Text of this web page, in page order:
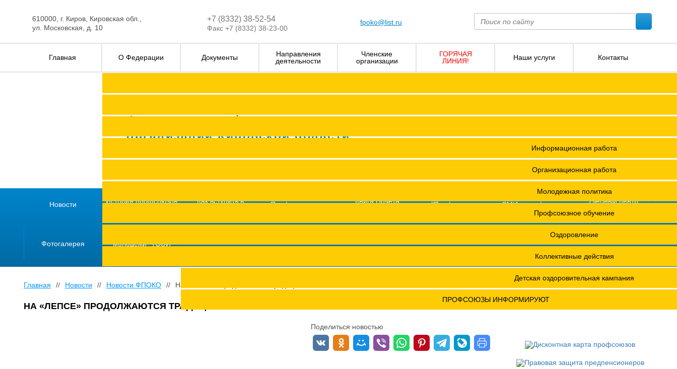
610000, г. Киров, Кировская обл.,
ул. Московская, д. 10
+7 (8332) 38-52-54
Факс +7 (8332) 38-23-00
fpoko@list.ru
Главная О Федерации Документы
Решения Советов Федерации
Постановления президиумов
Сводные данные о результатах проведения специальной оценки условий труда (СОУТ)
Научно-практическая конференция МОТ- ФНПР
ПРОФСОЮЗЫ ИНФОРМИРУЮТ
Направления
деятельности
Информационная работа
Организационная работа
Молодежная политика
Профсоюзное обучение
Оздоровление
Коллективные действия
Детская оздоровительная кампания
Членские
организации
ГОРЯЧАЯ
ЛИНИЯ!
Наши услуги Контакты
Федерация профсоюзных
организаций Кировской области
Новости
История профсоюзов
Как вступить в
Профсоюз помог
Книга Почета
"Профсоюзная
СМИ о профсоюзах
Учебный центр
Фотогалерея
молодежи "ТВОЙ
Главная // Новости // Новости ФПОКО // На «ЛЕПСЕ» продолжаются традиции ЗОЖ
НА «ЛЕПСЕ» ПРОДОЛЖАЮТСЯ ТРАДИЦИИ ЗОЖ
Поделиться новостью